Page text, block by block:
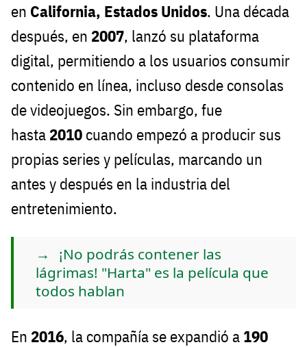
en California, Estados Unidos. Una década
después, en 2007, lanzó su plataforma
digital, permitiendo a los usuarios consumir
contenido en línea, incluso desde consolas
de videojuegos. Sin embargo, fue
hasta 2010 cuando empezó a producir sus
propias series y películas, marcando un
antes y después en la industria del
entretenimiento.
¡No podrás contener las
lágrimas! "Harta" es la película que
todos hablan
En 2016, la compañía se expandió a 190